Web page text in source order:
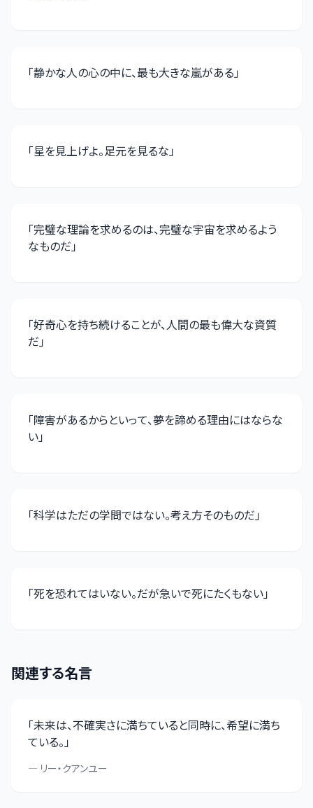
「静かな人の心の中に、最も大きな嵐がある」
「星を見上げよ。足元を見るな」
「完璧な理論を求めるのは、完璧な宇宙を求めるよう
なものだ」
「好奇心を持ち続けることが、人間の最も偉大な資質
だ」
「障害があるからといって、夢を諦める理由にはならな
い」
「科学はただの学問ではない。考え方そのものだ」
「死を恐れてはいない。だが急いで死にたくもない」
関連する名言
「未来は、不確実さに満ちていると同時に、希望に満ち
ている。」
— リー・クアンユー